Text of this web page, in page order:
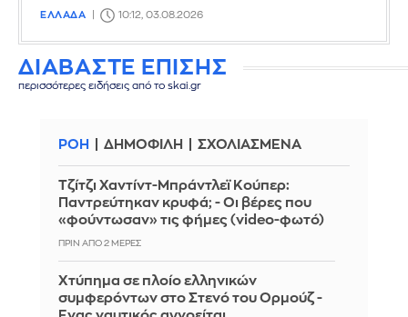
ΕΛΛΑΔΑ 10:12, 03.08.2026
ΔΙΑΒΑΣΤΕ ΕΠΙΣΗΣ
περισσότερες ειδήσεις από το skai.gr
ΡΟΗ ΔΗΜΟΦΙΛΗ ΣΧΟΛΙΑΣΜΕΝΑ
Τζίτζι Χαντίντ-Μπράντλεϊ Κούπερ:
Παντρεύτηκαν κρυφά; - Οι βέρες που
«φούντωσαν» τις φήμες (video-φωτό)
ΠΡΙΝ ΑΠΌ 2 ΜΈΡΕΣ
Χτύπημα σε πλοίο ελληνικών
συμφερόντων στο Στενό του Ορμούζ -